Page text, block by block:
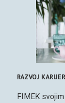
RAZVOJ
FIMEK